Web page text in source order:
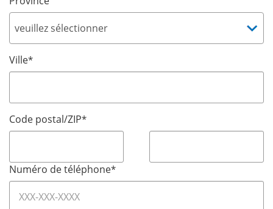
Ville*
Code postal/ZIP*
Numéro de téléphone*